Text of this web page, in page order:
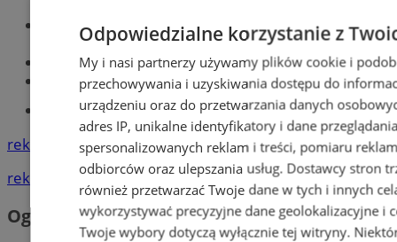
Optyk, okulista
Zabrze
Największy sklep z częściami online!
Książeczka sanepidowska
Tworzenie stron www -Zabrze
reklama
reklama
Ogłoszenia
Odpowiedzialne korzystanie z
My i nasi partnerzy używamy plików cookie i
przechowywania i uzyskiwania dostępu do
urządzeniu oraz do przetwarzania danych
adres IP, unikalne identyfikatory i dane
spersonalizowanych reklam i treści, pomiaru
odbiorców oraz ulepszania usług. Dostawcy stron
również przetwarzać Twoje dane w tych i innych
wykorzystywać precyzyjne dane geolokalizacyjne i
Twoje wybory dotyczą wyłącznie tej witryny.